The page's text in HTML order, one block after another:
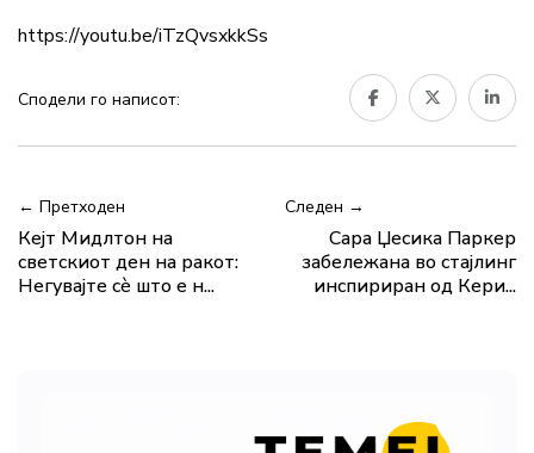
https://youtu.be/iTzQvsxkkSs
Сподели го написот:
← Претходен
Кејт Мидлтон на
светскиот ден на ракот:
Негуваjте сè што е н...
Следен →
Сара Џесика Паркер
забележана во стајлинг
инспириран од Кери...